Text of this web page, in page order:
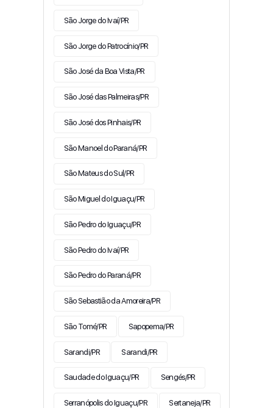
São Jorge do Ivaí/PR
São Jorge do Patrocínio/PR
São José da Boa Vista/PR
São José das Palmeiras/PR
São José dos Pinhais/PR
São Manoel do Paraná/PR
São Mateus do Sul/PR
São Miguel do Iguaçu/PR
São Pedro do Iguaçu/PR
São Pedro do Ivaí/PR
São Pedro do Paraná/PR
São Sebastião da Amoreira/PR
São Tomé/PR Sapopema/PR
Sarandi/PR Sarandi/PR
Saudade do Iguaçu/PR Sengés/PR
Serranópolis do Iguaçu/PR Sertaneja/PR